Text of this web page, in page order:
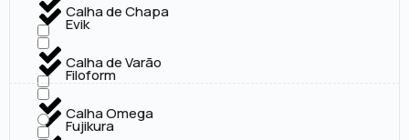
Calha de Chapa
Calha de Varão
Calha Omega
Evik
Filoform
Fujikura